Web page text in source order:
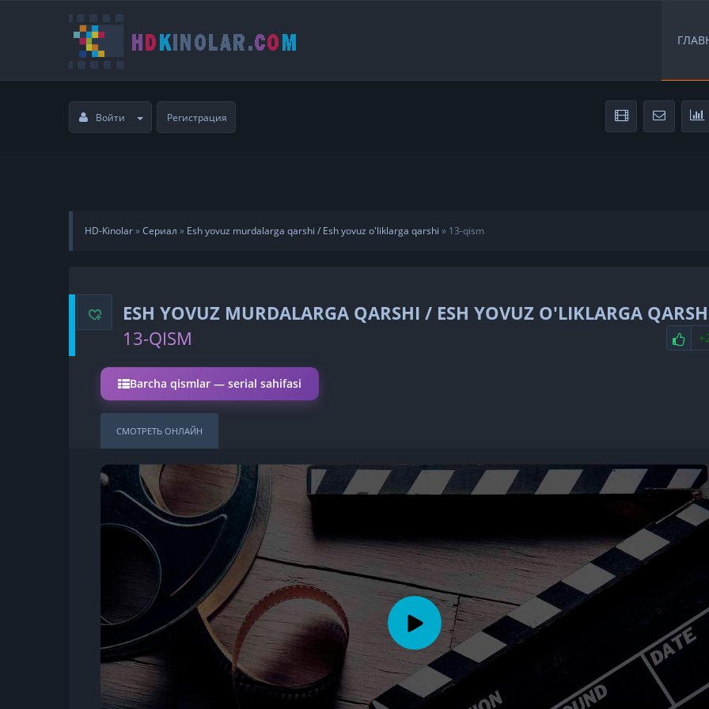
Войти Регистрация
HD-Kinolar»Сериал » Esh yovuz murdalarga qarshi / Esh yovuz o'liklarga qarshi » 13-qism
ESH YOVUZ MURDALARGA QARSHI / ESH YOVUZ O'LIKLARGA
13-QISM
Barcha qismlar — serial sahifasi
СМОТРЕТЬ ОНЛАЙН